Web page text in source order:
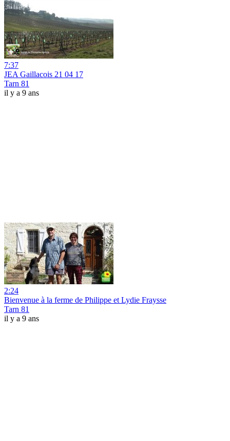
7:37
JEA Gaillacois 21 04 17
Tarn 81
il y a 9 ans
2:24
Bienvenue à la ferme de Philippe et Lydie Fraysse
Tarn 81
il y a 9 ans